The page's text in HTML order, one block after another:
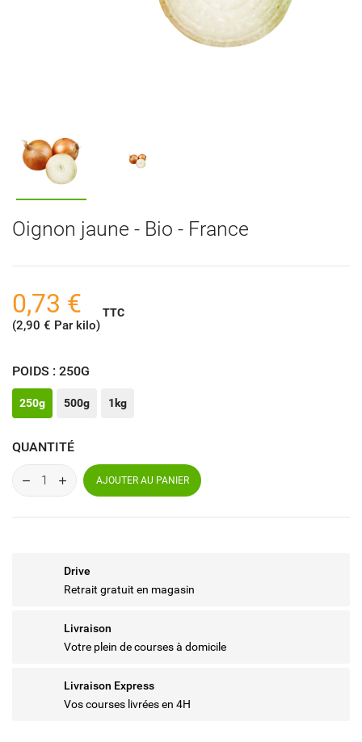
Oignon jaune - Bio - France
0,73 €
(2,90 € Par kilo)
TTC
POIDS : 250G
250g 500g 1kg
QUANTITÉ
AJOUTER AU PANIER
Drive
Retrait gratuit en magasin
Livraison
Votre plein de courses à domicile
Livraison Express
Vos courses livrées en 4H